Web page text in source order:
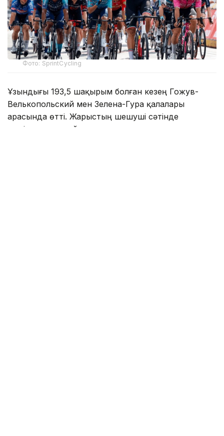
Фото: SprintCycling
Ұзындығы 193,5 шақырым болған кезең Гожув-
Велькопольский мен Зелена-Гура қалалары
арасында өтті. Жарыстың шешуші сәтінде
жеңімпаз жаппай спринт арқылы анықталды.